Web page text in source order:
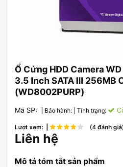
Ổ Cứng HDD Camera
3.5 Inch SATA III 256MB
(WD8002PURP)
Mã SP: | Bảo hành: | Tình trạng:
Lượt xem: | (4 đánh
Liên hệ
Mô tả tóm tắt sản phẩm